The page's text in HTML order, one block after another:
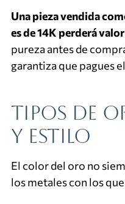
Una pieza vendida
es de 14K perderá
pureza antes de
garantiza que pagues
Tipos de
y estilo
El color del oro no
los metales con los